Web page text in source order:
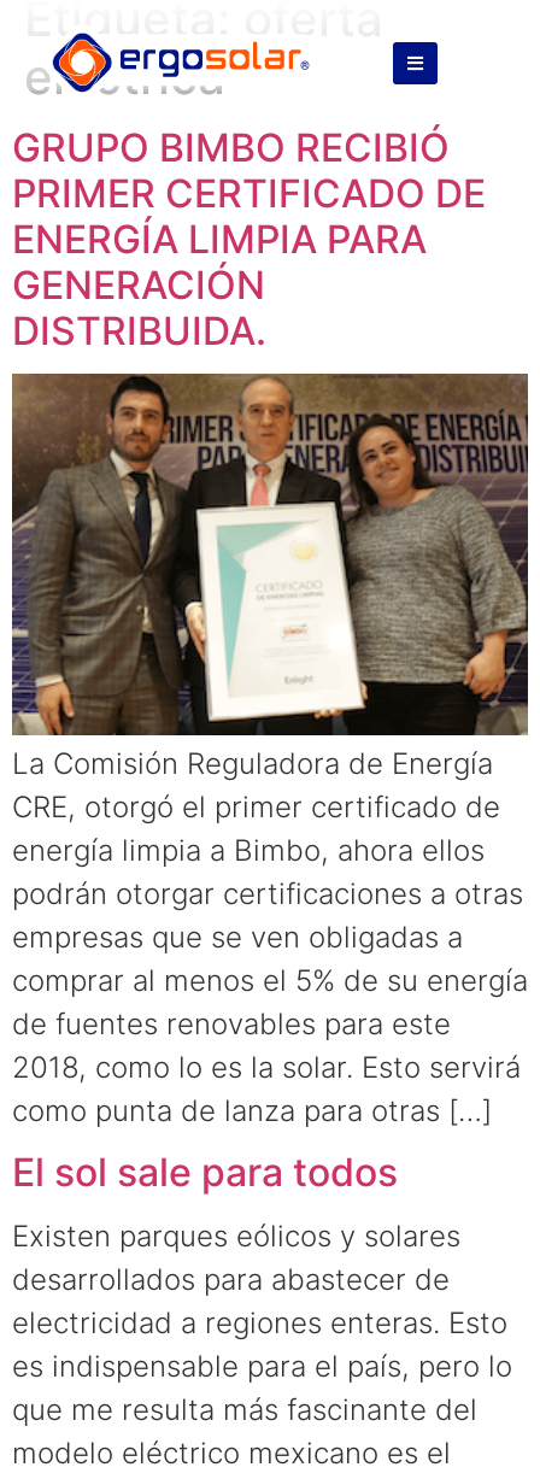
Etiqueta:
eléctrica
GRUPO BIMBO RECIBIÓ
PRIMER CERTIFICADO DE
ENERGÍA LIMPIA PARA
GENERACIÓN
DISTRIBUIDA.
La Comisión Reguladora de Energía
CRE, otorgó el primer certificado de
energía limpia a Bimbo, ahora ellos
podrán otorgar certificaciones a otras
empresas que se ven obligadas a
comprar al menos el 5% de su energía
de fuentes renovables para este
2018, como lo es la solar. Esto servirá
como punta de lanza para otras […]
El sol sale para todos
Existen parques eólicos y solares
desarrollados para abastecer de
electricidad a regiones enteras. Esto
es indispensable para el país, pero lo
que me resulta más fascinante del
modelo eléctrico mexicano es el